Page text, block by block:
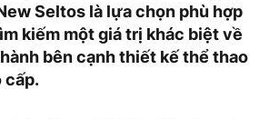
Seltos là lựa chọn phù hợp
kiếm một giá trị khác biệt về
bên cạnh thiết kế thể thao
cấp.